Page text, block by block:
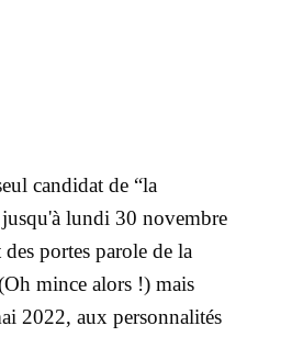
candidat de “la
jusqu'à lundi 30 novembre
portes parole de la
mince alors !) mais
2022, aux personnalités